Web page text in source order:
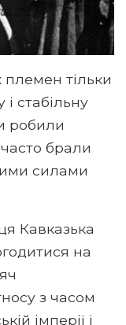
тільки
стабільну
робили
часто брали
силами
Кавказька
на
з часом
імперії і